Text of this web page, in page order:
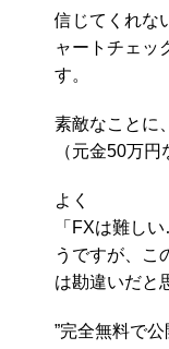
信じてくれな
ャートチェッ
す。
素敵なことに
（元金50万
よく
「FXは難し
うですが、こ
は勘違いだと
”完全無料で